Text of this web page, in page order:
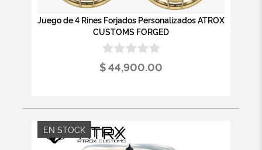
Juego de 4 Rines Forjados Personalizados ATROX
CUSTOMS FORGED
$ 44,900.00
EN STOCK